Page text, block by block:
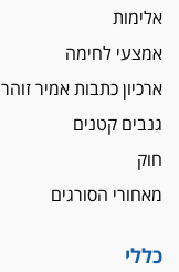
אלימות
אמצעי לחימה
ארכיון כתבות אמיר זוהר
גנבים קטנים
חוק
מאחורי הסורגים
כללי